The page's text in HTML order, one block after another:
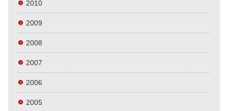
2010
2009
2008
2007
2006
2005